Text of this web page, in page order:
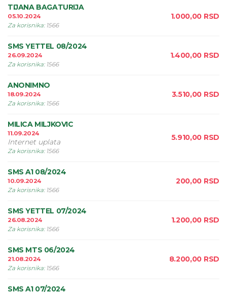
TIJANA BAGATURIJA
05.10.2024
Za korisnika: 1566
1.000,00 RSD
SMS YETTEL 08/2024
26.09.2024
Za korisnika: 1566
1.400,00 RSD
ANONIMNO
18.09.2024
Za korisnika: 1566
3.510,00 RSD
MILICA MILJKOVIC
11.09.2024
Internet uplata
Za korisnika: 1566
5.910,00 RSD
SMS A1 08/2024
10.09.2024
Za korisnika: 1566
200,00 RSD
SMS YETTEL 07/2024
26.08.2024
Za korisnika: 1566
1.200,00 RSD
SMS MTS 06/2024
21.08.2024
Za korisnika: 1566
8.200,00 RSD
SMS A1 07/2024